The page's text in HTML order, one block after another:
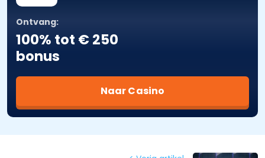
Ontvang:
100% tot € 250
bonus
Naar Casino